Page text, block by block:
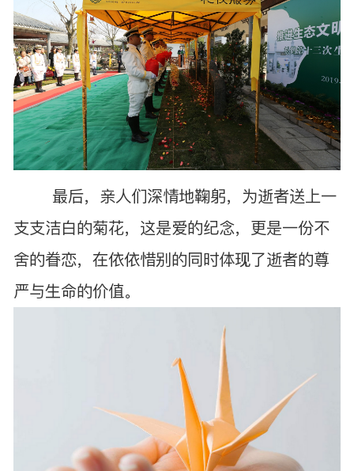
最后，亲人们深情地鞠躬，为逝者送上一
支支洁白的菊花，这是爱的纪念，更是一份不
舍的眷恋，在依依惜别的同时体现了逝者的尊
严与生命的价值。